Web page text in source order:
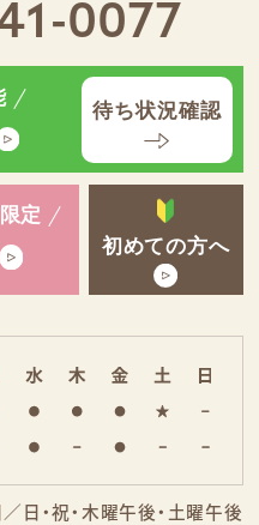
0077
待ち状況確認
定
初めての方へ
日・祝・木曜午後・土曜午後